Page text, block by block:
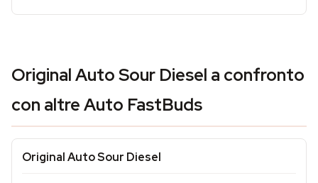
Original Auto Sour Diesel a confronto
con altre Auto FastBuds
Original Auto Sour Diesel